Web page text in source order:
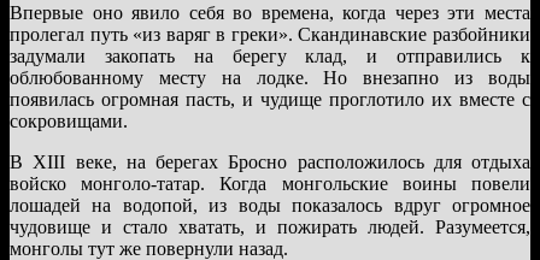
Впервые оно явило себя во времена, когда через эти места
пролегал путь «из варяг в греки». Скандинавские разбойники
задумали закопать на берегу клад, и отправились к
облюбованному месту на лодке. Но внезапно из воды
появилась огромная пасть, и чудище проглотило их вместе с
сокровищами.
В XIII веке, на берегах Бросно расположилось для отдыха
войско монголо-татар. Когда монгольские воины повели
лошадей на водопой, из воды показалось вдруг огромное
чудовище и стало хватать, и пожирать людей. Разумеется,
монголы тут же повернули назад.